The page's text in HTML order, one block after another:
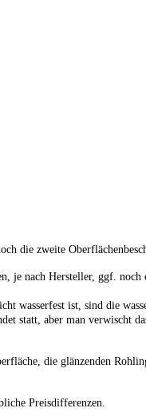
die zweite
je nach Hersteller, ggf.
wasserfest ist, sind die
statt, aber man verwischt
die glänzenden
Preisdifferenzen.